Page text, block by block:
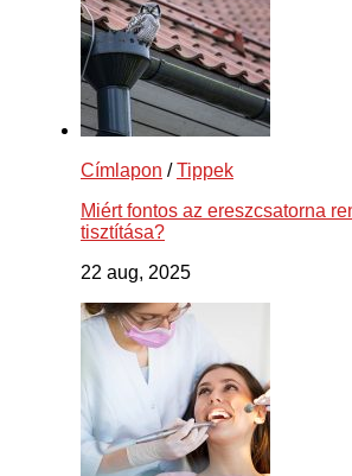
Címlapon /Tippek
Miért fontos az ereszcsatorna
tisztítása?
22 aug, 2025